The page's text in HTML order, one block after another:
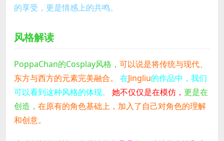
的享受，更是情感上的共鸣。
风格解读
PoppaChan的Cosplay风格， 可以说是将传统与现代、
东方与西方的元素完美融合。
在Jingliu的作品中，我们
可以看到这种风格的体现。
她不仅仅是在模仿， 更是在
创造， 在原有的角色基础上，加入了自己对角色的理解
和创意。